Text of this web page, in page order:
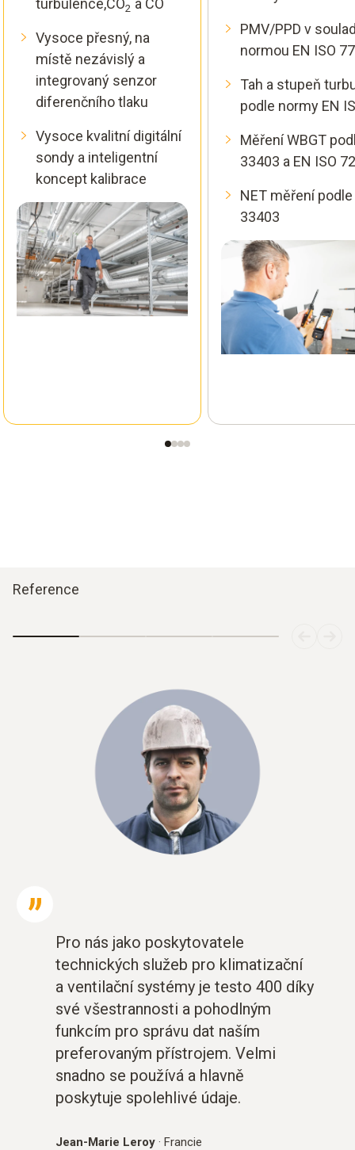
turbulence,CO2 a CO
Vysoce přesný, na
místě nezávislý a
integrovaný senzor
diferenčního tlaku
Vysoce kvalitní digitální
sondy a inteligentní
koncept kalibrace
PMV/PPD v
normou EN ISO
Tah a stupeň
podle normy EN
Měření WBGT
33403 a EN ISO
NET měření podle
33403
Reference
Pro nás jako poskytovatele
technických služeb pro klimatizační
a ventilační systémy je testo 400 díky
své všestrannosti a pohodlným
funkcím pro správu dat naším
preferovaným přístrojem. Velmi
snadno se používá a hlavně
poskytuje spolehlivé údaje.
Jean-Marie Leroy · Francie